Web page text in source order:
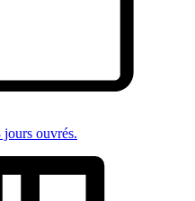
jours ouvrés.